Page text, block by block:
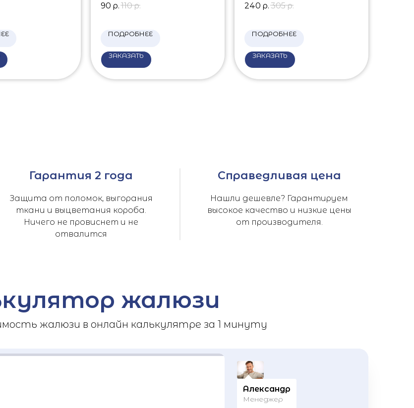
90 р. 110 р.
ПОДРОБНЕЕ
ЗАКАЗАТЬ
240 р. 305 р.
ПОДРОБНЕЕ
ЗАКАЗАТЬ
Гарантия 2 года
Защита от поломок, выгорания
ткани и выцветания короба.
Ничего не провиснет и не
отвалится
Справедливая цена
Нашли дешевле? Гарантируем
высокое качество и низкие цены
от производителя.
жалюзи
жалюзи в онлайн калькулятре за 1 минуту
Александр
Менеджер